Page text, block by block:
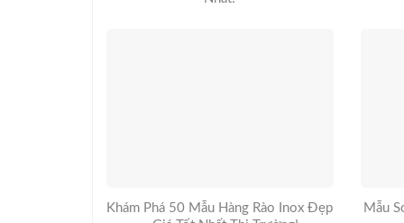
Khám Phá 50 Mẫu Hàng Rào Inox Đẹp
Mẫu